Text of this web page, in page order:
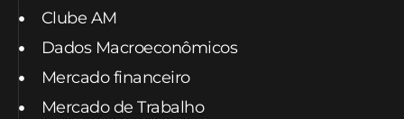
Clube AM
Dados Macroeconômicos
Mercado financeiro
Mercado de Trabalho